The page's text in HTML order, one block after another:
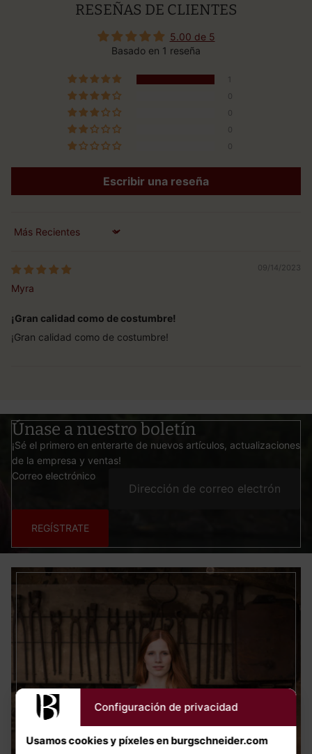
RESEÑAS DE CLIENTES
5.00 de 5
Basado en 1 reseña
1
0
0
0
0
Escribir una reseña
Sort by
09/14/2023
Myra
¡Gran calidad como de costumbre!
¡Gran calidad como de costumbre!
Únase a nuestro boletín
¡Sé el primero en enterarte de nuevos artículos, actualizaciones
de la empresa y ventas!
Correo electrónico
REGÍSTRATE
Configuración de privacidad
Usamos cookies y píxeles en burgschneider.com